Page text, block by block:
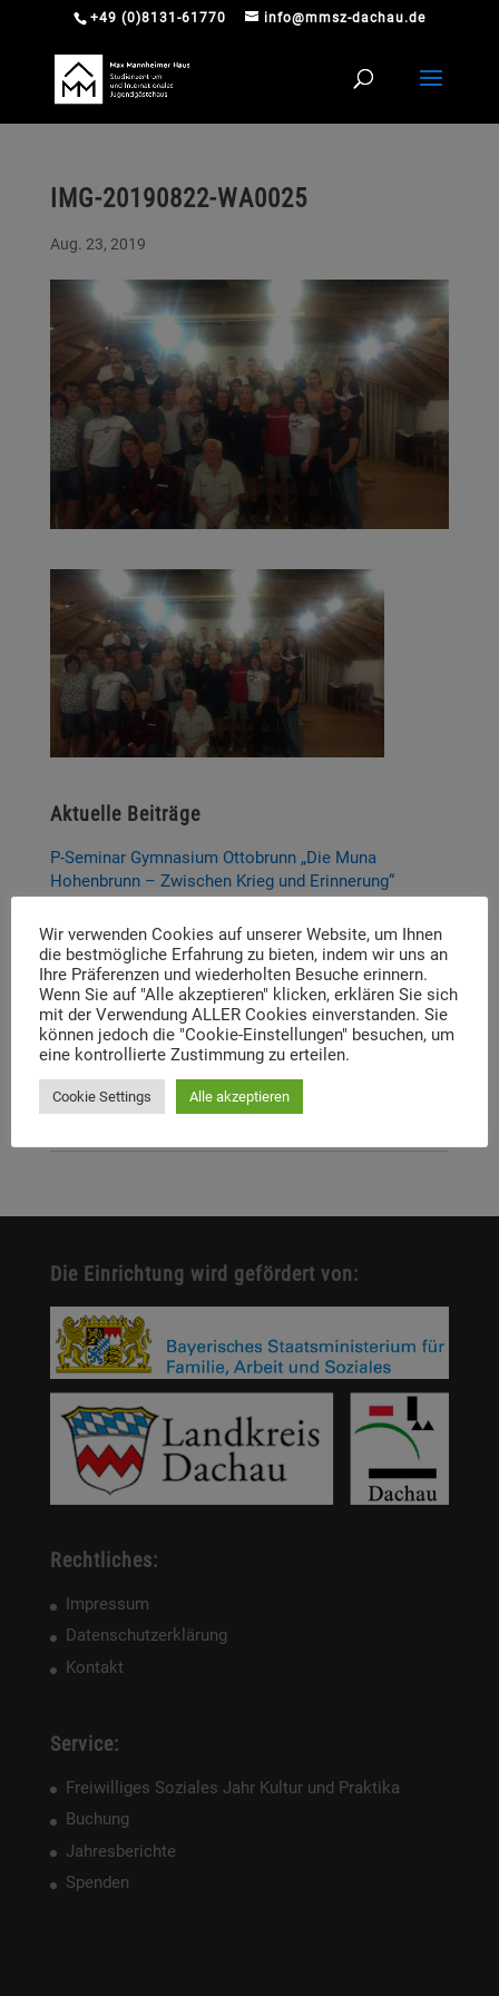
+49 (0)8131-61770 info@mmsz-dachau.de
IMG-20190822-WA0025
Aug. 23, 2019
Aktuelle Beiträge
P-Seminar Gymnasium Ottobrunn „Die Muna
Hohenbrunn – Zwischen Krieg und Erinnerung“
Thema und Referent:innen für das diesjährige
Dachauer Symposium stehen fest
Neue Stelleausschreibung
Digitale Neuerscheinung: Launch der digitalen
Lernplattform „Memory Momentum“
Call for Applications: Dachau Autumn School 2026 –
Die Einrichtung wird gefördert von:
Rechtliches:
Impressum
Datenschutzerklärung
Kontakt
Service:
Freiwilliges Soziales Jahr Kultur und Praktika
Buchung
Jahresberichte
Spenden
Wir verwenden Cookies auf unserer Website, um Ihnen
die bestmögliche Erfahrung zu bieten, indem wir uns an
Ihre Präferenzen und wiederholten Besuche erinnern.
Wenn Sie auf "Alle akzeptieren" klicken, erklären Sie sich
mit der Verwendung ALLER Cookies einverstanden. Sie
können jedoch die "Cookie-Einstellungen" besuchen, um
eine kontrollierte Zustimmung zu erteilen.
Cookie Settings Alle akzeptieren